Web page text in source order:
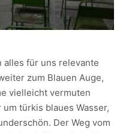
alles für uns relevante
zum Blauen Auge,
vielleicht vermuten
türkis blaues Wasser,
Der Weg vom